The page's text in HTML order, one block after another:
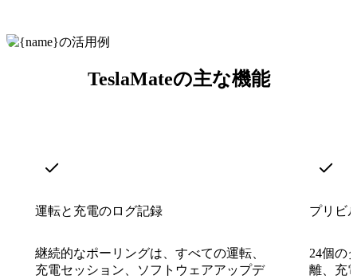
TeslaMateの主な機能
運転と充電のログ記録
継続的なポーリングは、すべての運転、
充電セッション、ソフトウェアアップデ
プリビ
24個の
離、充